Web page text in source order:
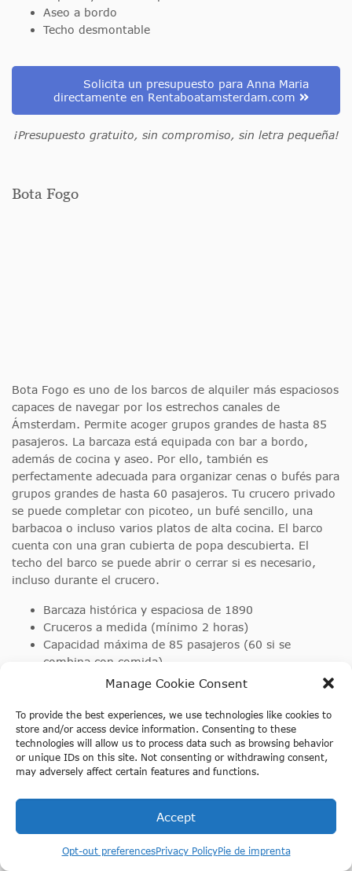
Manage Cookie Consent
To provide the best experiences, we use technologies like cookies to
store and/or access device information. Consenting to these
technologies will allow us to process data such as browsing behavior
or unique IDs on this site. Not consenting or withdrawing consent,
may adversely affect certain features and functions.
Accept
Opt-out preferencesPrivacy PolicyPie de imprenta
Aseo a bordo
Techo desmontable
Solicita un presupuesto para Anna Maria
directamente en Rentaboatamsterdam.com
¡Presupuesto gratuito, sin compromiso, sin letra pequeña!
Bota Fogo
Bota Fogo es uno de los barcos de alquiler más espaciosos
capaces de navegar por los estrechos canales de
Ámsterdam. Permite acoger grupos grandes de hasta 85
pasajeros. La barcaza está equipada con bar a bordo,
además de cocina y aseo. Por ello, también es
perfectamente adecuada para organizar cenas o bufés para
grupos grandes de hasta 60 pasajeros. Tu crucero privado
se puede completar con picoteo, un bufé sencillo, una
barbacoa o incluso varios platos de alta cocina. El barco
cuenta con una gran cubierta de popa descubierta. El
techo del barco se puede abrir o cerrar si es necesario,
incluso durante el crucero.
Barcaza histórica y espaciosa de 1890
Cruceros a medida (mínimo 2 horas)
Capacidad máxima de 85 pasajeros (60 si se
combina con comida)
Capitán y anfitriona para el bar a bordo incluidos
Techo desmontable
Solicita un presupuesto para Bota Fogo
directamente en Rentaboatamsterdam.com
¡Presupuesto gratuito, sin compromiso, sin letra pequeña!